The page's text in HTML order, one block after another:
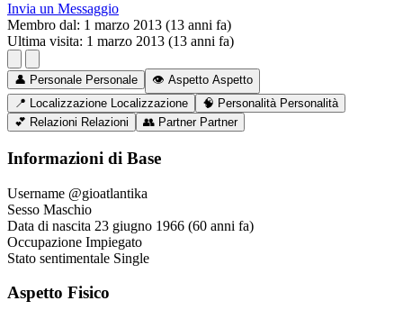
Invia un Messaggio
Membro dal: 1 marzo 2013 (13 anni fa)
Ultima visita: 1 marzo 2013 (13 anni fa)
👤 Personale Personale 👁️ Aspetto Aspetto
📍 Localizzazione Localizzazione 🧠 Personalità Personalità
💕 Relazioni Relazioni 👥 Partner Partner
Informazioni di Base
Username @gioatlantika
Sesso Maschio
Data di nascita 23 giugno 1966 (60 anni fa)
Occupazione Impiegato
Stato sentimentale Single
Aspetto Fisico